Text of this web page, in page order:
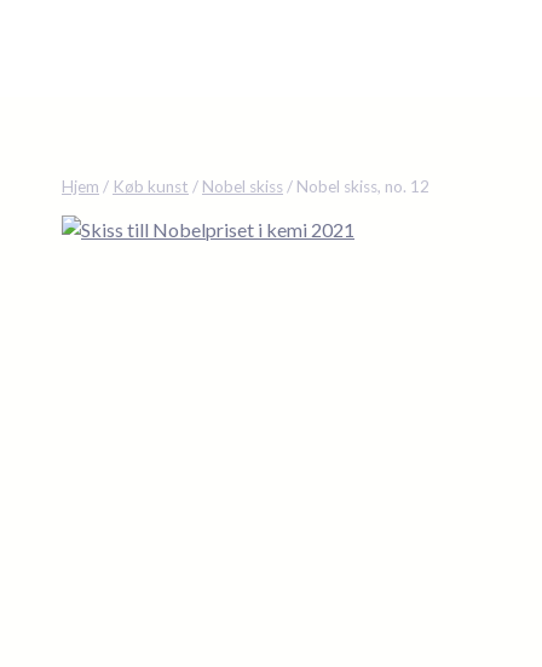
Hjem / Køb kunst / Nobel skiss / Nobel skiss, no. 12